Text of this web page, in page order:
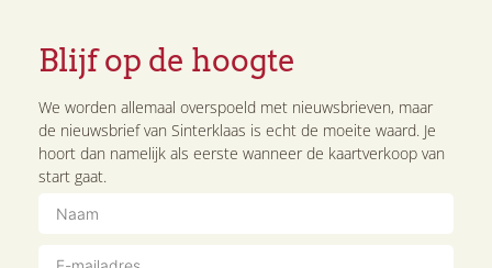
en mis niets meer!
Blijf op de hoogte
We worden allemaal overspoeld met nieuwsbrieven, maar
de nieuwsbrief van Sinterklaas is echt de moeite waard. Je
hoort dan namelijk als eerste wanneer de kaartverkoop van
start gaat.